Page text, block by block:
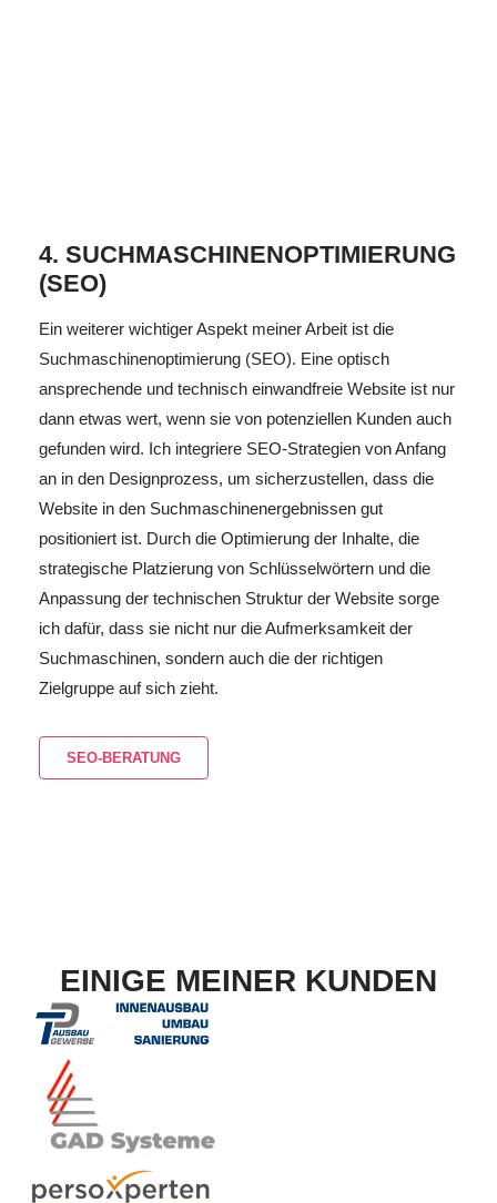
4. SUCHMASCHINENOPTIMIERUNG
(SEO)
Ein weiterer wichtiger Aspekt meiner Arbeit ist die
Suchmaschinenoptimierung (SEO). Eine optisch
ansprechende und technisch einwandfreie Website ist nur
dann etwas wert, wenn sie von potenziellen Kunden auch
gefunden wird. Ich integriere SEO-Strategien von Anfang
an in den Designprozess, um sicherzustellen, dass die
Website in den Suchmaschinenergebnissen gut
positioniert ist. Durch die Optimierung der Inhalte, die
strategische Platzierung von Schlüsselwörtern und die
Anpassung der technischen Struktur der Website sorge
ich dafür, dass sie nicht nur die Aufmerksamkeit der
Suchmaschinen, sondern auch die der richtigen
Zielgruppe auf sich zieht.
SEO-BERATUNG
EINIGE MEINER KUNDEN